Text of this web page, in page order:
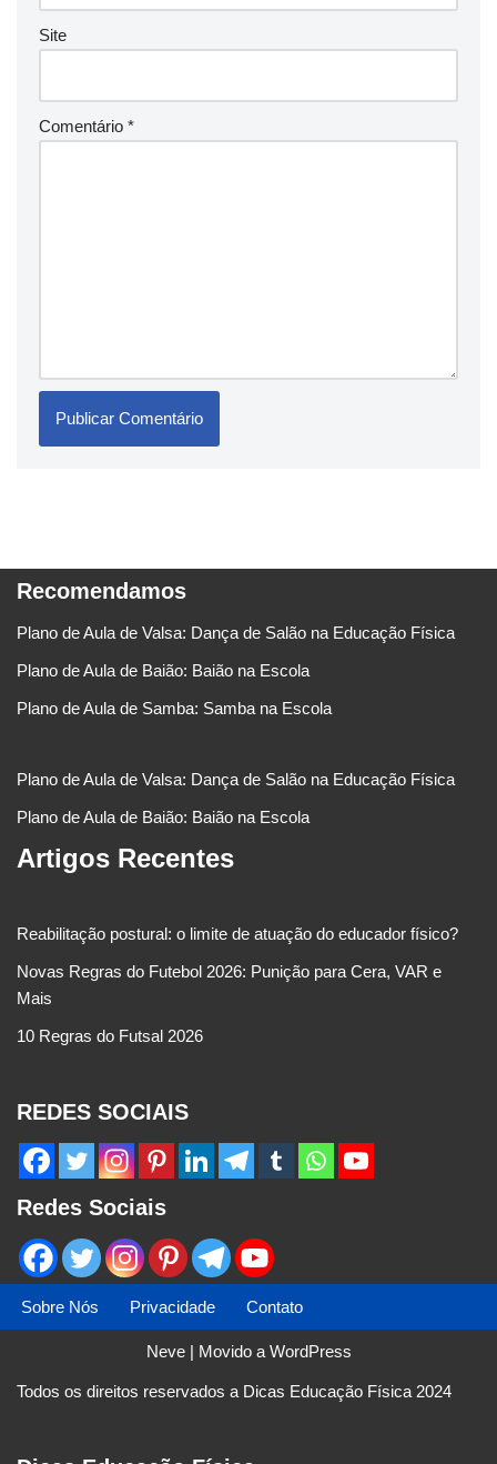
Site
Comentário *
Recomendamos
Plano de Aula de Valsa: Dança de Salão na Educação Física
Plano de Aula de Baião: Baião na Escola
Plano de Aula de Samba: Samba na Escola
Plano de Aula de Valsa: Dança de Salão na Educação Física
Plano de Aula de Baião: Baião na Escola
Artigos Recentes
Reabilitação postural: o limite de atuação do educador físico?
Novas Regras do Futebol 2026: Punição para Cera, VAR e
Mais
10 Regras do Futsal 2026
REDES SOCIAIS
Redes Sociais
Sobre Nós Privacidade Contato
Neve| Movido a WordPress
Todos os direitos reservados a Dicas Educação Física 2024